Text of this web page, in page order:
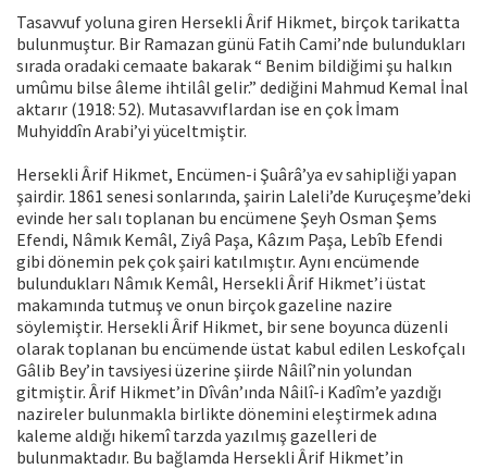
Tasavvuf yoluna giren Hersekli Ârif Hikmet, birçok tarikatta
bulunmuştur. Bir Ramazan günü Fatih Cami’nde bulundukları
sırada oradaki cemaate bakarak “ Benim bildiğimi şu halkın
umûmu bilse âleme ihtilâl gelir.” dediğini Mahmud Kemal İnal
aktarır (1918: 52). Mutasavvıflardan ise en çok İmam
Muhyiddîn Arabi’yi yüceltmiştir.
Hersekli Ârif Hikmet, Encümen-i Şuârâ’ya ev sahipliği yapan
şairdir. 1861 senesi sonlarında, şairin Laleli’de Kuruçeşme’deki
evinde her salı toplanan bu encümene Şeyh Osman Şems
Efendi, Nâmık Kemâl, Ziyâ Paşa, Kâzım Paşa, Lebîb Efendi
gibi dönemin pek çok şairi katılmıştır. Aynı encümende
bulundukları Nâmık Kemâl, Hersekli Ârif Hikmet’i üstat
makamında tutmuş ve onun birçok gazeline nazire
söylemiştir. Hersekli Ârif Hikmet, bir sene boyunca düzenli
olarak toplanan bu encümende üstat kabul edilen Leskofçalı
Gâlib Bey’in tavsiyesi üzerine şiirde Nâilî’nin yolundan
gitmiştir. Ârif Hikmet’in Dîvân’ında Nâilî-i Kadîm’e yazdığı
nazireler bulunmakla birlikte dönemini eleştirmek adına
kaleme aldığı hikemî tarzda yazılmış gazelleri de
bulunmaktadır. Bu bağlamda Hersekli Ârif Hikmet’in